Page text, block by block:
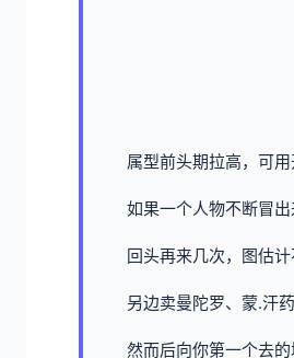
属型前头期拉高，可
如果一个人物不断冒
回头再来几次，图估
另边卖曼陀罗、蒙.汗
然而后向你第一个去